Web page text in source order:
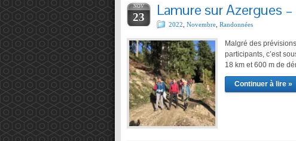
NOV
23 Lamure sur Azergues
2022 Novembre Randonnées
Malgré des
participants, c’est
18 km et 600 m de
Continuer à lire »